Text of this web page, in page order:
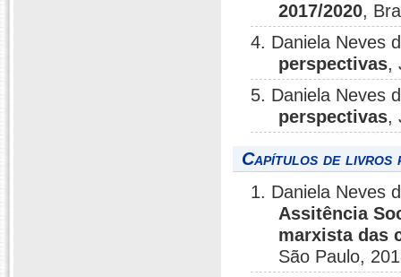
2017/2020,
4. Daniela Neves
perspectivas,
5. Daniela Neves
perspectivas,
Capítulos de livros
1. Daniela Neves
Assitência
marxista das
São Paulo,